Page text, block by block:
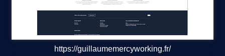
https://guillaumemercyworking.fr/